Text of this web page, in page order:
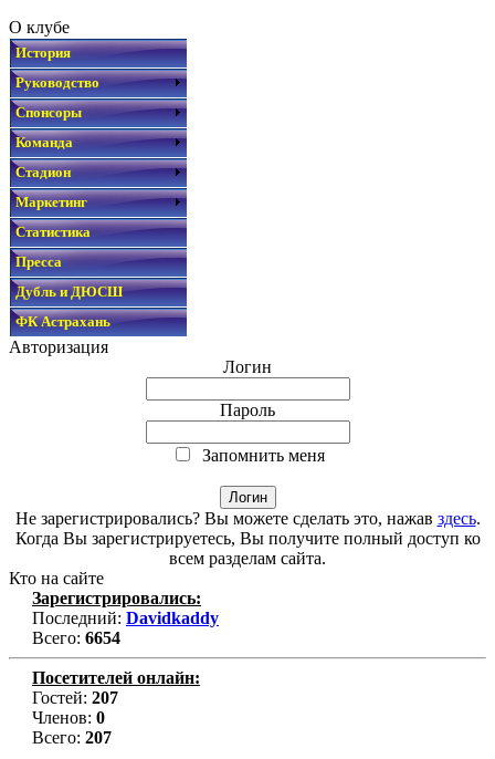
О клубе
История
Руководство
Спонсоры
Команда
Стадион
Маркетинг
Статистика
Пресса
Дубль и ДЮСШ
ФК Астрахань
Авторизация
Логин
Пароль
Запомнить меня
Не зарегистрировались? Вы можете сделать это, нажав здесь.
Когда Вы зарегистрируетесь, Вы получите полный доступ ко
всем разделам сайта.
Кто на сайте
Зарегистрировались:
Последний: Davidkaddy
Всего: 6654
Посетителей онлайн:
Гостей: 207
Членов: 0
Всего: 207